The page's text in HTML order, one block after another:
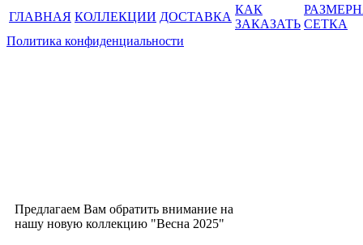
ГЛАВНАЯ КОЛЛЕКЦИИ ДОСТАВКА
КАК
ЗАКАЗАТЬ СЕТКА
Политика конфиденциальности
Предлагаем Вам обратить внимание на
нашу новую коллекцию "Весна 2025"